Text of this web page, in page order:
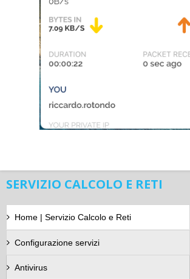
SERVIZIO CALCOLO E RETI
Home | Servizio Calcolo e Reti
Configurazione servizi
Antivirus